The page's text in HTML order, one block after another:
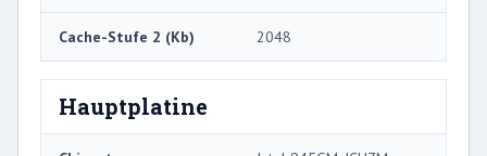
Cache-Stufe 2 (Kb) 2048
Hauptplatine